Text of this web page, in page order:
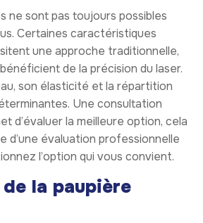
ne sont pas toujours possibles
Certaines caractéristiques
une approche traditionnelle,
de la précision du laser.
son élasticité et la répartition
Une consultation
d’évaluer la meilleure option, cela
d’une évaluation professionnelle
l’option qui vous convient.
la paupière